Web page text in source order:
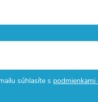
súhlasíte s